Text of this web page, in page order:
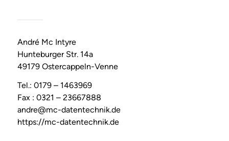
André Mc Intyre
Hunteburger Str. 14a
49179 Ostercappeln-Venne
Tel.: 0179 – 1463969
Fax : 0321 – 23667888
andre@mc-datentechnik.de
https://mc-datentechnik.de